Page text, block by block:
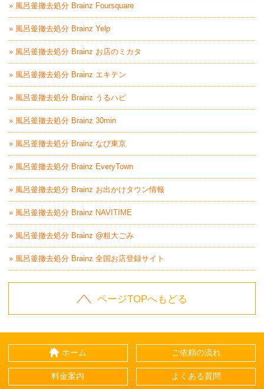
» 風呂釜撤去処分 Brainz Foursquare
» 風呂釜撤去処分 Brainz Yelp
» 風呂釜撤去処分 Brainz お店のミカタ
» 風呂釜撤去処分 Brainz エキテン
» 風呂釜撤去処分 Brainz うるハピ
» 風呂釜撤去処分 Brainz 30min
» 風呂釜撤去処分 Brainz なび東京
» 風呂釜撤去処分 Brainz EveryTown
» 風呂釜撤去処分 Brainz お出かけタウン情報
» 風呂釜撤去処分 Brainz NAVITIME
» 風呂釜撤去処分 Brainz @粗大ごみ
» 風呂釜撤去処分 Brainz 全国お店登録サイト
ページTOPへもどる
ホーム ご依頼の流れ
料金案内 よくある質問